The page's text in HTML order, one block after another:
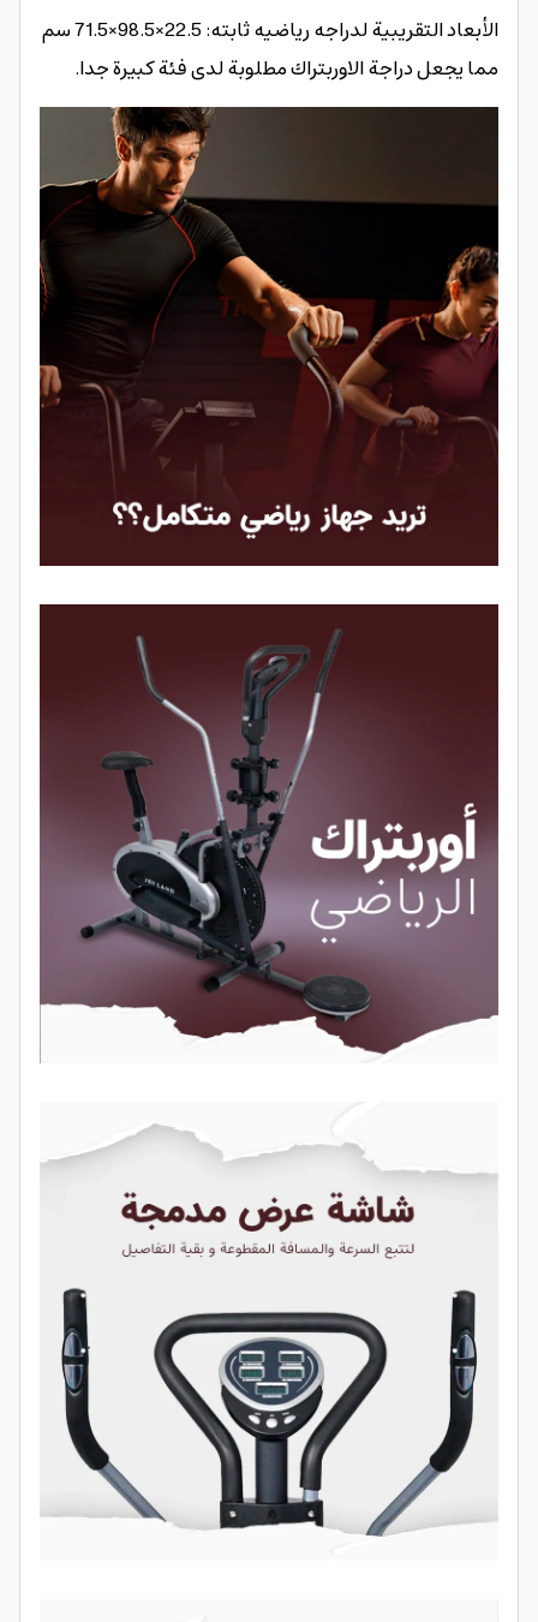
الأبعاد التقريبية لدراجه رياضيه ثابته: 22.5×98.5×71.5 سم
مما يجعل دراجة الاوربتراك مطلوبة لدى فئة كبيرة جدا.